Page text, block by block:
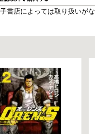
書店によっては取り扱いが